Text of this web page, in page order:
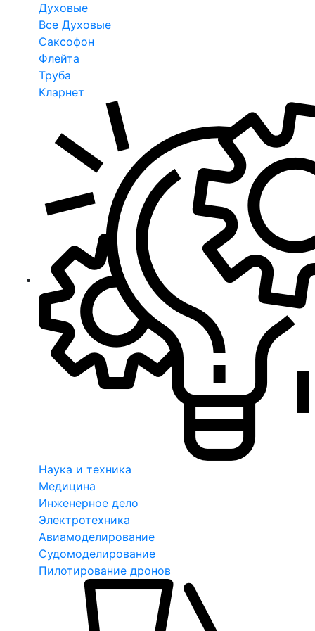
Духовые
Все Духовые
Саксофон
Флейта
Труба
Кларнет
Наука и техника
Медицина
Инженерное дело
Электротехника
Авиамоделирование
Судомоделирование
Пилотирование дронов